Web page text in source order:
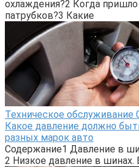
охлаждения?2 Когда
патрубков?3 Какие
Техническое обслуживание
Какое давление должно
разных марок авто
Содержание1 Давление в
2 Низкое давление в шинах.